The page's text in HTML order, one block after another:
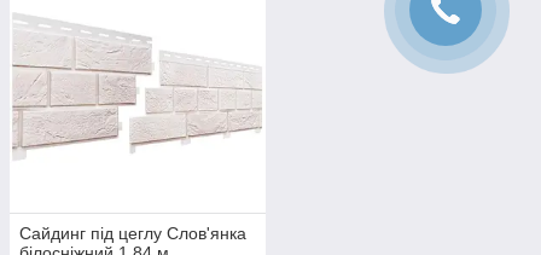
Сайдинг під цеглу Слов'янка